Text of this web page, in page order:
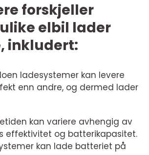
forskjeller
elbil lader
inkludert:
ladesystemer kan levere
enn andre, og dermed lader
kan variere avhengig av
effektivitet og batterikapasitet.
kan lade batteriet på